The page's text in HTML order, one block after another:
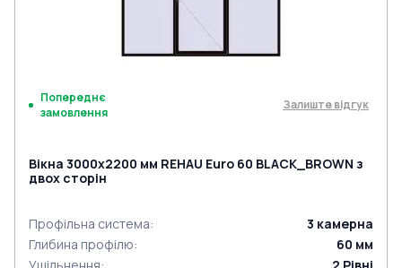
Попереднє
замовлення
Залиште відгук
Вікна 3000x2200 мм REHAU Euro 60 BLACK_BROWN з
двох сторін
Профільна система: 3 камерна
Глибина профілю: 60 мм